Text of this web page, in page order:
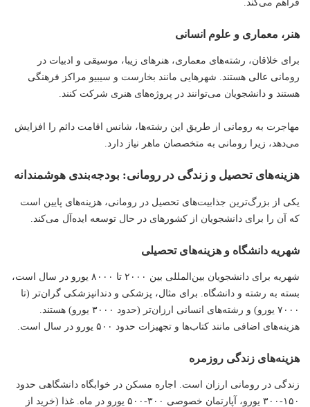
هنر، معماری و علوم انسانی
برای خلاقان، رشته‌های معماری، هنرهای زیبا، موسیقی و ادبیات در
رومانی عالی هستند. شهرهایی مانند بخارست و سیبیو مراکز فرهنگی
هستند و دانشجویان می‌توانند در پروژه‌های هنری شرکت کنند.
مهاجرت به رومانی از طریق این رشته‌ها، شانس اقامت دائم را افزایش
می‌دهد، زیرا رومانی به متخصصان ماهر نیاز دارد.
هزینه‌های تحصیل و زندگی در رومانی: بودجه‌بندی هوشمندانه
یکی از بزرگ‌ترین جذابیت‌های تحصیل در رومانی، هزینه‌های پایین است
که آن را برای دانشجویان از کشورهای در حال توسعه ایده‌آل می‌کند.
شهریه دانشگاه و هزینه‌های تحصیلی
شهریه برای دانشجویان بین‌المللی بین ۲۰۰۰ تا ۸۰۰۰ یورو در سال است،
بسته به رشته و دانشگاه. برای مثال، پزشکی و دندانپزشکی گران‌تر (تا
۷۰۰۰ یورو) و رشته‌های انسانی ارزان‌تر (حدود ۳۰۰۰ یورو) هستند.
هزینه‌های اضافی مانند کتاب‌ها و تجهیزات حدود ۵۰۰ یورو در سال است.
هزینه‌های زندگی روزمره
زندگی در رومانی ارزان است. اجاره مسکن در خوابگاه دانشگاهی حدود
۱۵۰-۳۰۰ یورو، آپارتمان خصوصی ۳۰۰-۵۰۰ یورو در ماه. غذا (خرید از